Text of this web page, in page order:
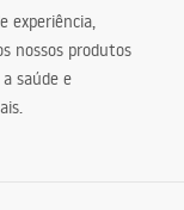
experiência,
nossos produtos
saúde e